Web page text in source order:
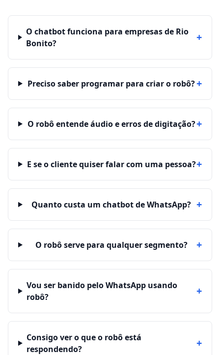
O chatbot funciona para empresas de Rio
Bonito?
+
Preciso saber programar para criar o robô?+
O robô entende áudio e erros de digitação?+
E se o cliente quiser falar com uma pessoa?+
Quanto custa um chatbot de WhatsApp? +
O robô serve para qualquer segmento? +
Vou ser banido pelo WhatsApp usando
robô?
+
Consigo ver o que o robô está
respondendo?
+